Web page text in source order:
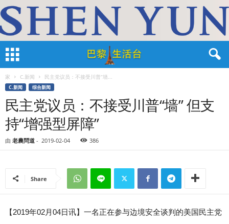
家 C.新闻 民主党议员：不接受川普“墙...
C.新闻 综合新闻
民主党议员：不接受川普“墙” 但支
持“增强型屏障”
由 老農問道 - 2019-02-04 386
Share
【2019年02月04日讯】一名正在参与边境安全谈判的美国民主党